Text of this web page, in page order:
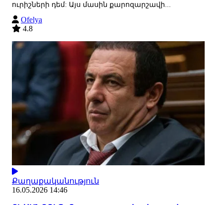
ուրիշների դեմ: Այս մասին քարոզարշավի...
Ofelya
4.8
Քաղաքականություն
16.05.2026 14:46